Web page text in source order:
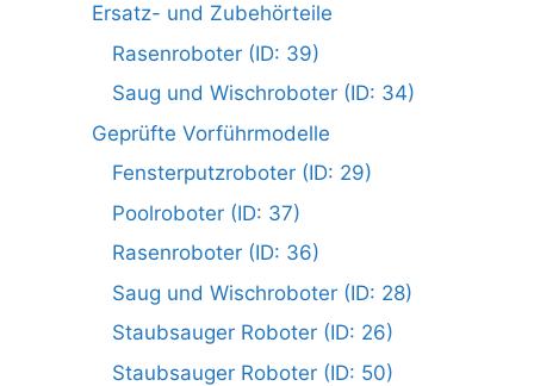
Ersatz- und Zubehörteile
Rasenroboter (ID: 39)
Saug und Wischroboter (ID: 34)
Geprüfte Vorführmodelle
Fensterputzroboter (ID: 29)
Poolroboter (ID: 37)
Rasenroboter (ID: 36)
Saug und Wischroboter (ID: 28)
Staubsauger Roboter (ID: 26)
Staubsauger Roboter (ID: 50)